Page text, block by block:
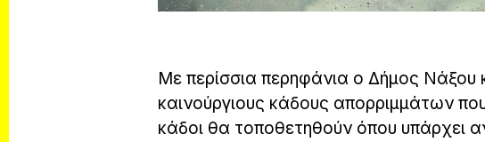
Με περίσσια περηφάνια ο Δήμος
καινούργιους κάδους απορριμμάτων
κάδοι θα τοποθετηθούν όπου υπάρχει